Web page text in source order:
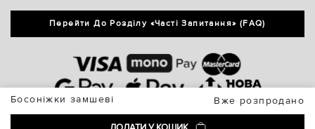
Босоніжки замшеві Вже розпродано
Перейти До Розділу «Часті Запитання» (FAQ)